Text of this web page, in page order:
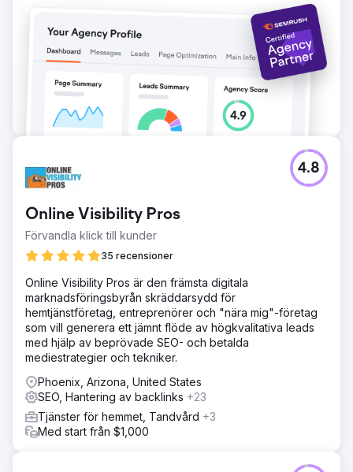
var fylld med sjusiffriga möjligheter. Viktigast av allt,
resultaten ökade över tid: förfrågningarna nådde
rekordnivåer, vilket visade på en hållbar svänghjulseffekt.
Kunden fick inte bara leads, utan ett beprövat, datadrivet
system för långsiktig B2B-tillväxt i organiska och betalda
kanaler.
Gå till byråsida
Online Visibility Pros
Förvandla klick till kunder
35 recensioner
4.8
Online Visibility Pros är den främsta digitala
marknadsföringsbyrån skräddarsydd för
hemtjänstföretag, entreprenörer och "nära mig"-företag
som vill generera ett jämnt flöde av högkvalitativa leads
med hjälp av beprövade SEO- och betalda
mediestrategier och tekniker.
Phoenix, Arizona, United States
SEO, Hantering av backlinks +23
Tjänster för hemmet, Tandvård +3
Med start från $1,000